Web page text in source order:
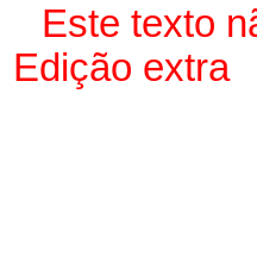
Este texto
Edição extra